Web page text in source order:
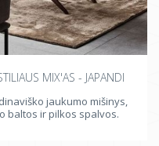
MIX'AS - JAPANDI
jaukumo mišinys,
baltos ir pilkos spalvos.